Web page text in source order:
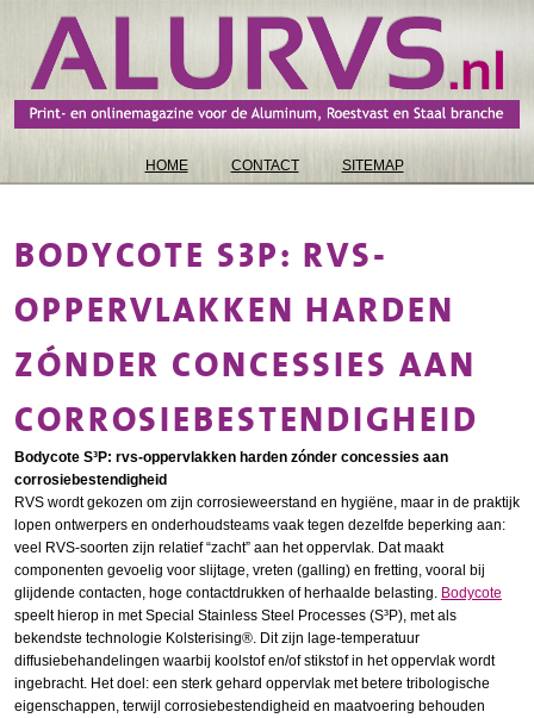
HOME CONTACT SITEMAP
BODYCOTE S3P: RVS-
OPPERVLAKKEN HARDEN
ZÓNDER CONCESSIES AAN
CORROSIEBESTENDIGHEID
Bodycote S³P: rvs-oppervlakken harden zónder concessies aan
corrosiebestendigheid
RVS wordt gekozen om zijn corrosieweerstand en hygiëne, maar in de praktijk
lopen ontwerpers en onderhoudsteams vaak tegen dezelfde beperking aan:
veel RVS-soorten zijn relatief “zacht” aan het oppervlak. Dat maakt
componenten gevoelig voor slijtage, vreten (galling) en fretting, vooral bij
glijdende contacten, hoge contactdrukken of herhaalde belasting. Bodycote
speelt hierop in met Special Stainless Steel Processes (S³P), met als
bekendste technologie Kolsterising®. Dit zijn lage-temperatuur
diffusiebehandelingen waarbij koolstof en/of stikstof in het oppervlak wordt
ingebracht. Het doel: een sterk gehard oppervlak met betere tribologische
eigenschappen, terwijl corrosiebestendigheid en maatvoering behouden